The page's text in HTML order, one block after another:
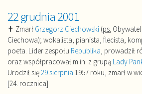
22 grudnia 2001
✝ Zmarł Grzegorz Ciechowski (ps. Obywatel
Ciechowa); wokalista, pianista, flecista,
poeta. Lider zespołu Republika, prowadził
oraz współpracował m.in. z grupą Lady
Urodził się29 sierpnia 1957 roku, zmarł w
[24. rocznica]